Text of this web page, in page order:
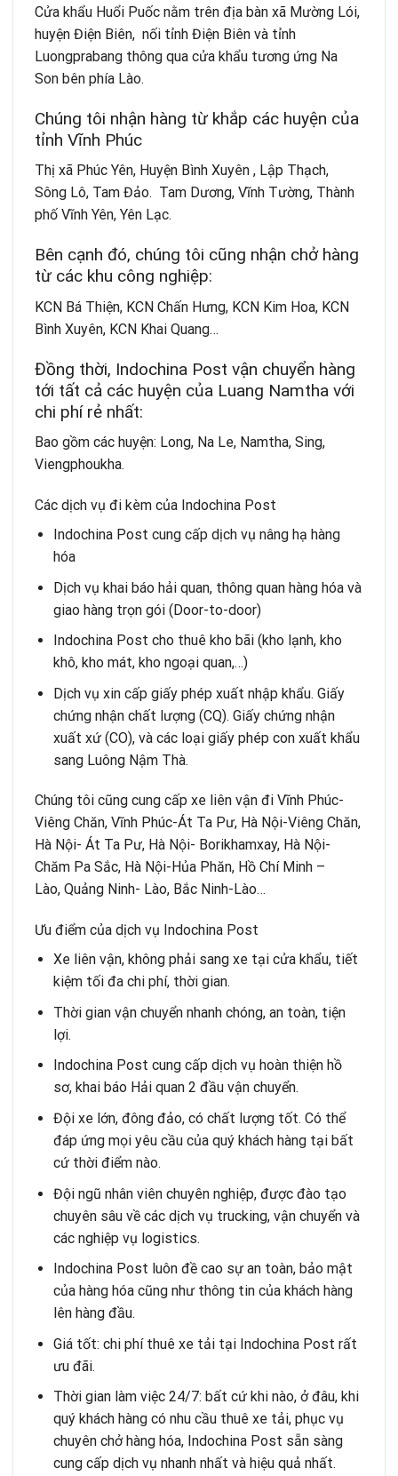
Cửa khẩu Huổi Puốc nằm trên địa bàn xã Mường Lói,
huyện Điện Biên, nối tỉnh Điện Biên và tỉnh
Luongprabang thông qua cửa khẩu tương ứng Na
Son bên phía Lào.
Chúng tôi nhận hàng từ khắp các huyện của
tỉnh Vĩnh Phúc
Thị xã Phúc Yên, Huyện Bình Xuyên , Lập Thạch,
Sông Lô, Tam Đảo. Tam Dương, Vĩnh Tường, Thành
phố Vĩnh Yên, Yên Lạc.
Bên cạnh đó, chúng tôi cũng nhận chở hàng
từ các khu công nghiệp:
KCN Bá Thiện, KCN Chấn Hưng, KCN Kim Hoa, KCN
Bình Xuyên, KCN Khai Quang…
Đồng thời, Indochina Post vận chuyển hàng
tới tất cả các huyện của Luang Namtha với
chi phí rẻ nhất:
Bao gồm các huyện: Long, Na Le, Namtha, Sing,
Viengphoukha.
Các dịch vụ đi kèm của Indochina Post
Indochina Post cung cấp dịch vụ nâng hạ hàng
hóa
Dịch vụ khai báo hải quan, thông quan hàng hóa và
giao hàng trọn gói (Door-to-door)
Indochina Post cho thuê kho bãi(kho lạnh, kho
khô, kho mát, kho ngoại quan,…)
Dịch vụ xin cấp giấy phép xuất nhập khẩu. Giấy
chứng nhận chất lượng (CQ). Giấy chứng nhận
xuất xứ (CO), và các loại giấy phép con xuất khẩu
sang Luông Nậm Thà.
Chúng tôi cũng cung cấp xe liên vận đi Vĩnh Phúc-
Viêng Chăn, Vĩnh Phúc-Át Ta Pư, Hà Nội-Viêng Chăn,
Hà Nội- Át Ta Pư, Hà Nội- Borikhamxay, Hà Nội-
Chăm Pa Sắc, Hà Nội-Hủa Phăn, Hồ Chí Minh –
Lào, Quảng Ninh- Lào, Bắc Ninh-Lào…
Ưu điểm của dịch vụ Indochina Post
Xe liên vận, không phải sang xe tại cửa khẩu, tiết
kiệm tối đa chi phí, thời gian.
Thời gian vận chuyển nhanh chóng, an toàn, tiện
lợi.
Indochina Post cung cấp dịch vụ hoàn thiện hồ
sơ, khai báo Hải quan 2 đầu vận chuyển.
Đội xe lớn, đông đảo, có chất lượng tốt. Có thể
đáp ứng mọi yêu cầu của quý khách hàng tại bất
cứ thời điểm nào.
Đội ngũ nhân viên chuyên nghiệp, được đào tạo
chuyên sâu về các dịch vụ trucking, vận chuyển và
các nghiệp vụ logistics.
Indochina Post luôn đề cao sự an toàn, bảo mật
của hàng hóa cũng như thông tin của khách hàng
lên hàng đầu.
Giá tốt: chi phí thuê xe tải tại Indochina Post rất
ưu đãi.
Thời gian làm việc 24/7: bất cứ khi nào, ở đâu, khi
quý khách hàng có nhu cầu thuê xe tải, phục vụ
chuyên chở hàng hóa, Indochina Post sẵn sàng
cung cấp dịch vụ nhanh nhất và hiệu quả nhất.